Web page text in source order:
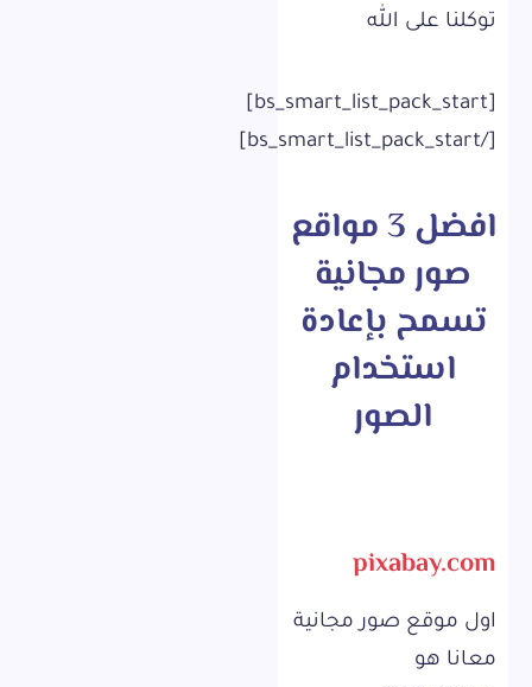
توكلنا على الله
[bs_smart_list_pack_start]
[/bs_smart_list_pack_start]
افضل 3 مواقع
صور مجانية
تسمح بإعادة
استخدام
الصور
pixabay.com
اول موقع صور مجانية
معانا هو